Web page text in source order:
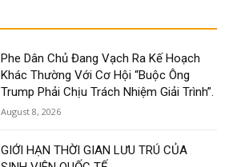
Phe Dân Chủ Đang Vạch Ra Kế Hoạch
Khác Thường Với Cơ Hội “Buộc Ông
Trump Phải Chịu Trách Nhiệm Giải Trình”.
August 8, 2026
GIỚI HẠN THỜI GIAN LƯU TRÚ CỦA